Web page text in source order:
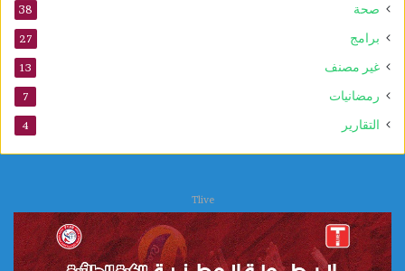
صحة 38
برامج 27
غير مصنف 13
رمضانيات 7
التقارير 4
Tlive